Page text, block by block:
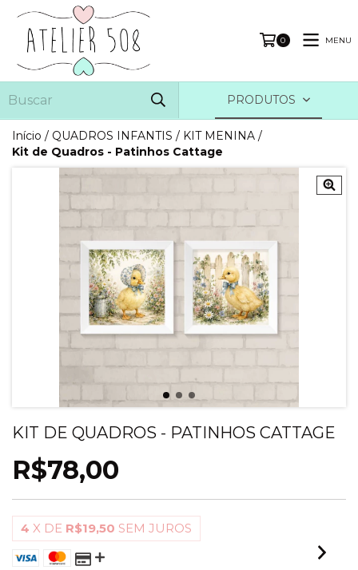
0 MENU
PRODUTOS
Início / QUADROS INFANTIS / KIT MENINA /
Kit de Quadros - Patinhos Cattage
KIT DE QUADROS - PATINHOS CATTAGE
R$78,00
4 X DE R$19,50 SEM JUROS